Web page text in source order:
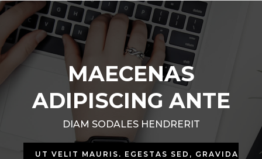
MAECENAS
ADIPISCING ANTE
DIAM SODALES HENDRERIT
UT VELIT MAURIS, EGESTAS SED, GRAVIDA